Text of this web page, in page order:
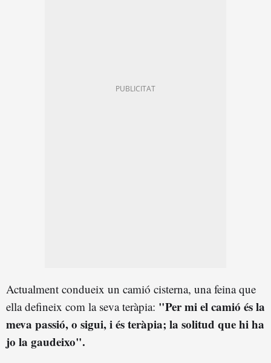
Actualment condueix un camió cisterna, una feina que
ella defineix com la seva teràpia: "Per mi el camió és la
meva passió, o sigui, i és teràpia; la solitud que hi ha
jo la gaudeixo".